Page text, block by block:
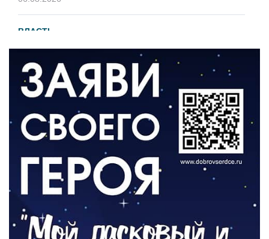
ВЛАСТЬ
В 2026 году установят 16 станций
водоподготовки в посёлках области
06.08.2026
ВЛАСТЬ
Новый учебный год и готовность к
отопительному сезону
06.08.2026
РАЗЪЯСНЯЕМ
Где хранить велосипед?
06.08.2026